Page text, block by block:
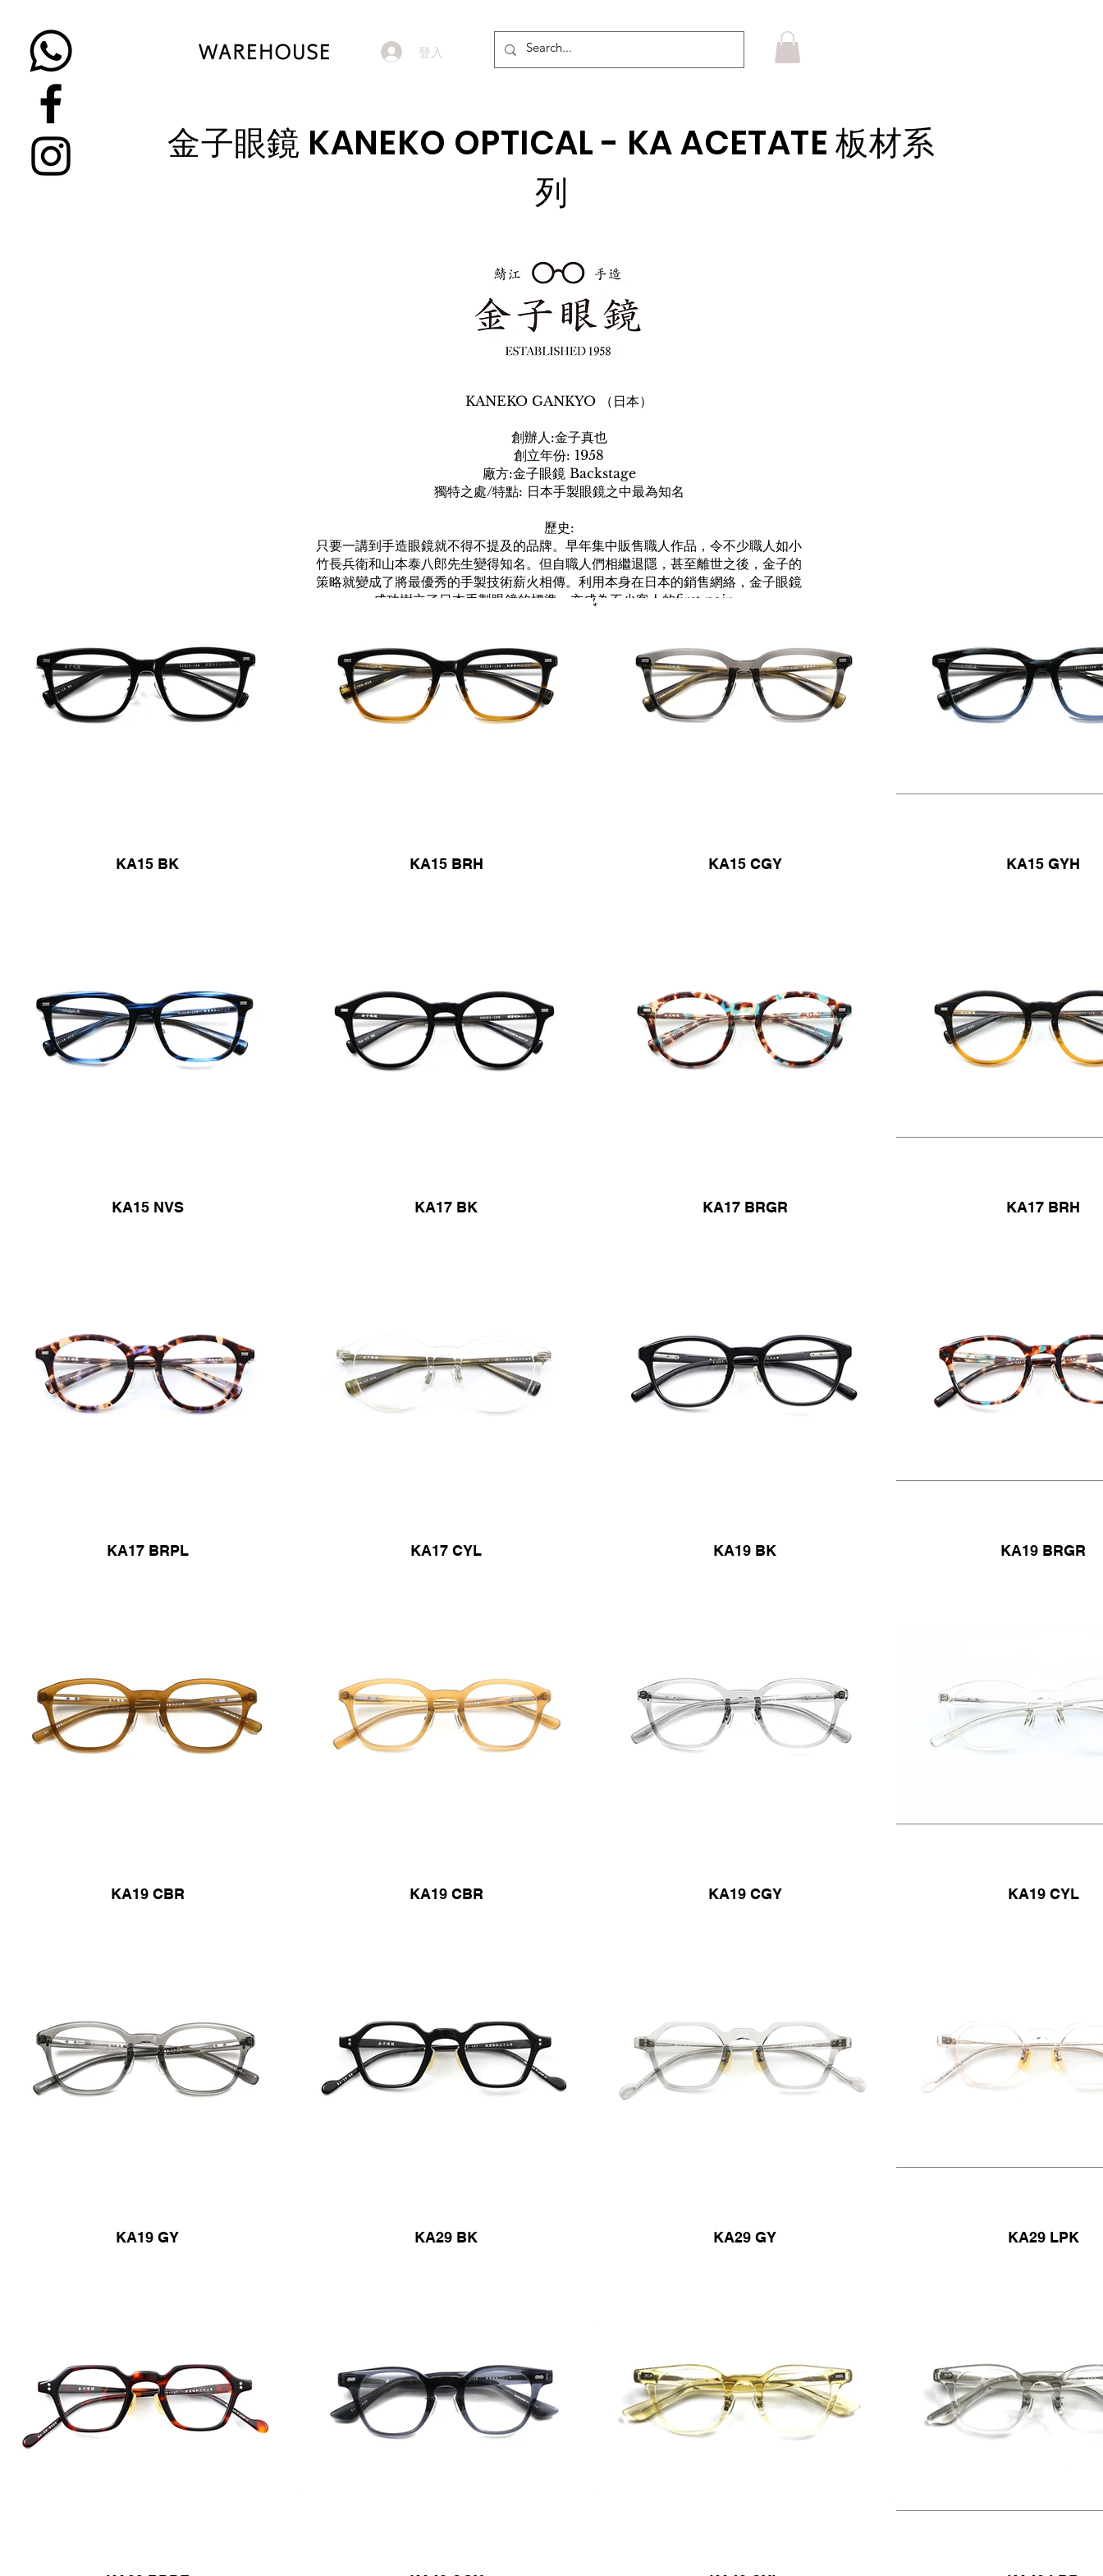
登入
​金子眼鏡 KANEKO OPTICAL - KA ACETATE 板材系
列
KANEKO GANKYO （日本）
創辦人:金子真也
創立年份: 1958
廠方:金子眼鏡 Backstage
獨特之處/特點: 日本手製眼鏡之中最為知名
歷史:
只要一講到手造眼鏡就不得不提及的品牌。早年集中販售職人作品，令不少職人如小
竹長兵衛和山本泰八郎先生變得知名。但自職人們相繼退隱，甚至離世之後，金子的
策略就變成了將最優秀的手製技術薪火相傳。利用本身在日本的銷售網絡，金子眼鏡
成功樹立了日本手製眼鏡的標準，亦成為不少客人的first pair。
KA15 BK KA15 BRH KA15 CGY KA15 GYH
KA15 NVS KA17 BK KA17 BRGR KA17 BRH
KA17 BRPL KA17 CYL KA19 BK KA19 BRGR
KA19 CBR KA19 CBR KA19 CGY KA19 CYL
KA19 GY KA29 BK KA29 GY KA29 LPK